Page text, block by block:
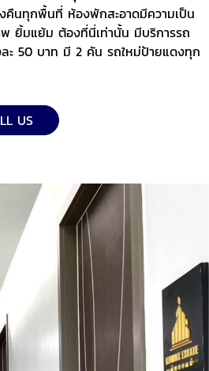
คืนทุกพื้นที่ ห้องพักสะอาดมีความเป็น
ยิ้มแย้ม ต้องที่นี่เท่านั้น มีบริการรถ
ละ 50 บาท มี 2 คัน รถใหม่ป้ายแดงทุก
US